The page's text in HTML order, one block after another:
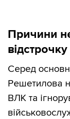
Причини
відстрочку
Серед
Решетилова
ВЛК та